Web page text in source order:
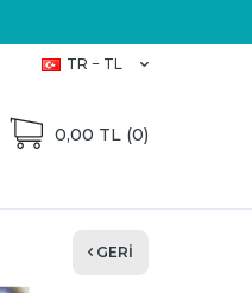
TR − TL
0,00 TL (0)
GERI